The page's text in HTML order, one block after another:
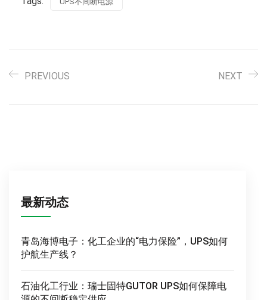
PREVIOUS NEXT
最新动态
青岛海博电子：化工企业的“电力保险”，UPS如何
护航生产线？
石油化工行业：瑞士固特GUTOR UPS如何保障电